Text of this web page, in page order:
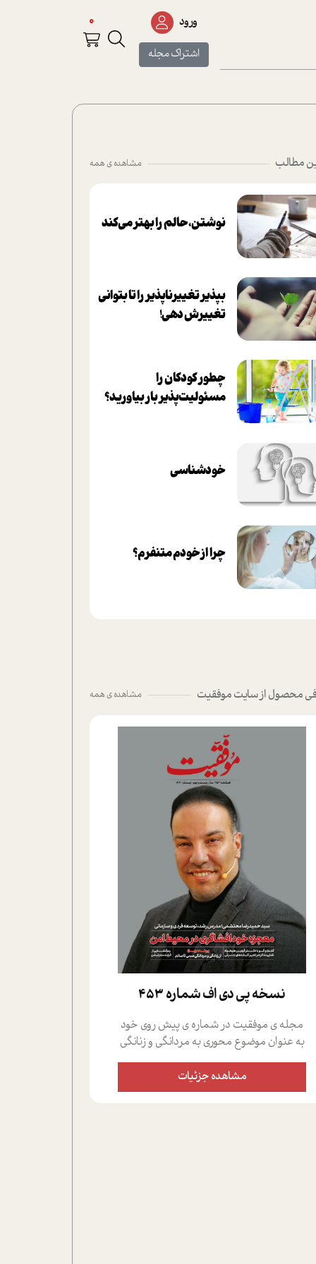
ورود
اشتراک مجله
0
مطالب مشاهده ی همه
نوشتن، حالم را بهتر می‌کند
بپذير تغييرناپذير را تا بتواني
تغييرش دهي!‏
چطور کودکان را
مسئولیت‌پذیر بار بیاورید؟
خودشناسی
چرا از خودم متنفرم؟
محصول از سایت موفقیت مشاهده ی همه
نسخه پي دي اف شماره 453
مجله ی موفقیت در شماره ی پیش روی خود
به عنوان موضوع محوری به مردانگی و زنانگی
سمی پرداخته است؛ علاوه بر این که؛ گفت و
گویی اختصاصی داشته ایم با فردین علیخواه،
جامعه شناس در بخش های مختلف تلاش
مشاهده جزئیات